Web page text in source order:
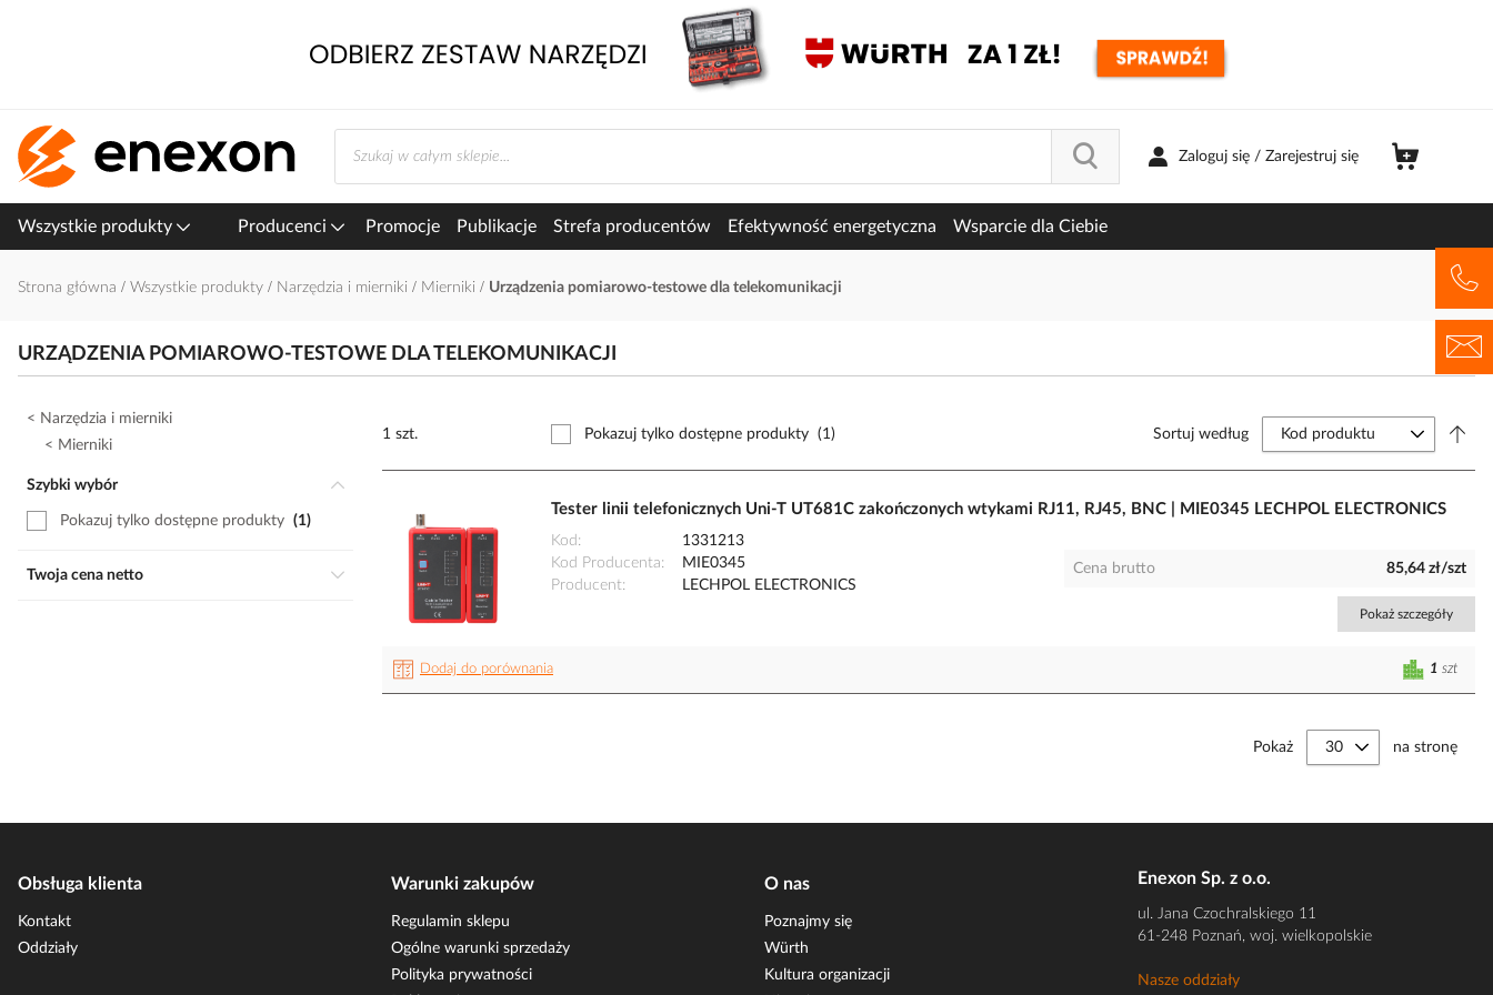
Zaloguj się / Zarejestruj się
Wszystkie produkty Producenci Promocje Publikacje Strefa producentów Efektywność energetyczna Wsparcie dla Ciebie
Strona główna Wszystkie produkty Narzędzia i mierniki Mierniki Urządzenia pomiarowo-testowe dla telekomunikacji
URZĄDZENIA POMIAROWO-TESTOWE DLA TELEKOMUNIKACJI
1 szt. Pokazuj tylko dostępne produkty (1) Sortuj według
Tester linii telefonicznych Uni-T UT681C zakończonych wtykami RJ11, RJ45, BNC | MIE0345 LECHPOL ELECTRONICS
Kod
1331213
Kod Producenta
MIE0345
Producent
LECHPOL ELECTRONICS
Cena brutto 85,64 zł/szt
Pokaż szczegóły
Dodaj do porównania 1 szt
Pokaż na stronę
Narzędzia i mierniki
Mierniki
Szybki wybór
Pokazuj tylko dostępne produkty 1
Twoja cena netto
Obsługa klienta
Kontakt
Oddziały
Warunki zakupów
Regulamin sklepu
Ogólne warunki sprzedaży
Polityka prywatności
O nas
Poznajmy się
Würth
Kultura organizacji
Enexon Sp. z o.o.
ul. Jana Czochralskiego 11
61-248 Poznań, woj. wielkopolskie
Nasze oddziały